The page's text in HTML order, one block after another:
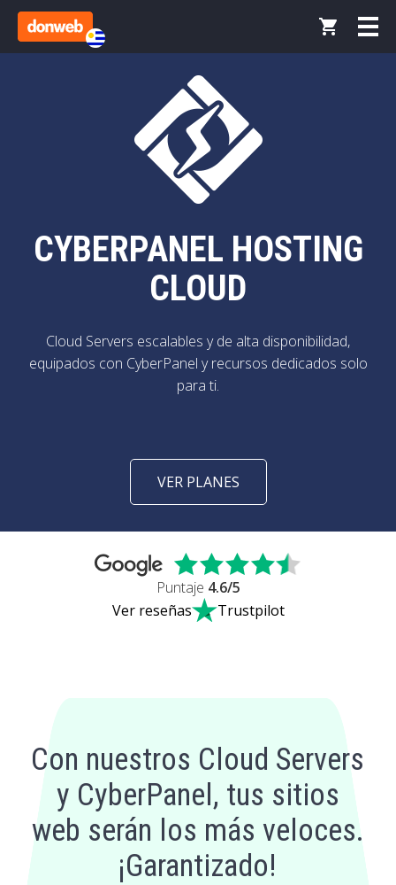
CYBERPANEL HOSTING
CLOUD
Cloud Servers escalables y de alta disponibilidad,
equipados con CyberPanel y recursos dedicados solo
para ti.
VER PLANES
Puntaje 4.6/5
Ver reseñas
Trustpilot
Con nuestros Cloud Servers
y CyberPanel, tus sitios
web serán los más veloces.
¡Garantizado!